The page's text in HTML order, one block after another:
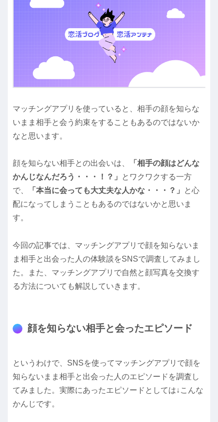
マッチングアプリを使っていると、相手の顔を知らな
いまま相手と会う約束をすることもあるのではないか
なと思います。
顔を知らない相手との出会いは、
「相手の顔はどんな
かんじなんだろう・・・！？」
とワクワクする一方
で、
「本当に会っても大丈夫な人かな・・・？」
と心
配になってしまうこともあるのではないかと思いま
す。
今回の記事では、マッチングアプリで顔を知らないま
ま相手と出会った人の体験談をSNSで調査してみまし
た。また、マッチングアプリで自然と顔写真を交換す
る方法についても解説していきます。
顔を知らない相手と会ったエピソード
というわけで、SNSを使ってマッチングアプリで顔を
知らないまま相手と出会った人のエピソードを調査し
てみました。実際にあったエピソードとしては↓こんな
かんじです。